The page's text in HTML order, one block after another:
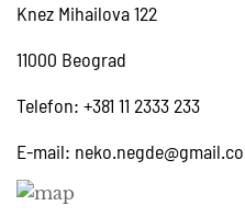
Knez Mihailova 122
11000 Beograd
Telefon: +381 11 2333 233
E-mail: